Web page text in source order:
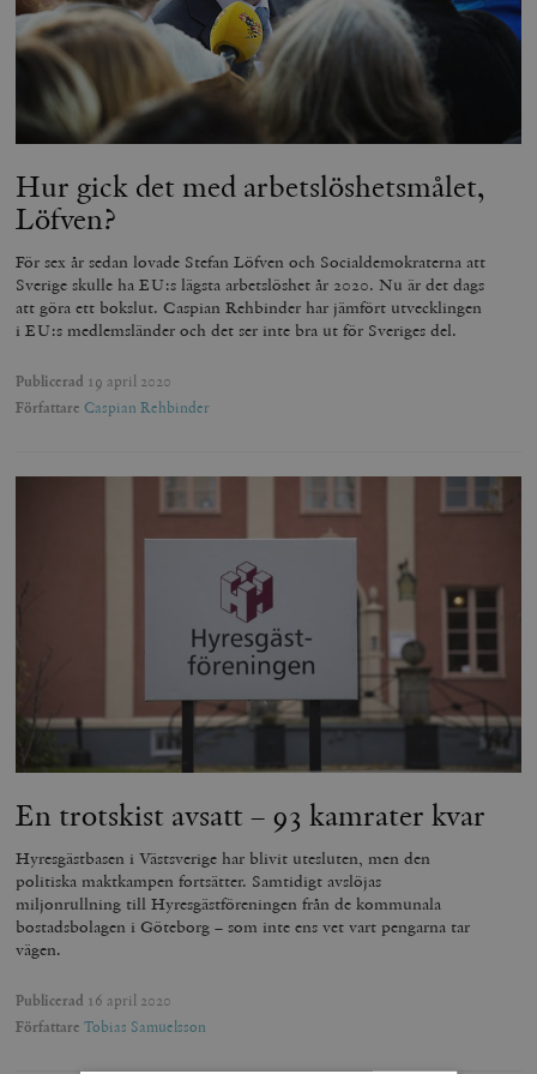
Hur gick det med arbetslöshetsmålet,
Löfven?
För sex år sedan lovade Stefan Löfven och Socialdemokraterna att
Sverige skulle ha EU:s lägsta arbetslöshet år 2020. Nu är det dags
att göra ett bokslut. Caspian Rehbinder har jämfört utvecklingen
i EU:s medlemsländer och det ser inte bra ut för Sveriges del.
Publicerad 19 april 2020
Författare Caspian Rehbinder
En trotskist avsatt – 93 kamrater kvar
Hyresgästbasen i Västsverige har blivit utesluten, men den
politiska maktkampen fortsätter. Samtidigt avslöjas
miljonrullning till Hyresgästföreningen från de kommunala
bostadsbolagen i Göteborg – som inte ens vet vart pengarna tar
vägen.
Publicerad 16 april 2020
Författare Tobias Samuelsson